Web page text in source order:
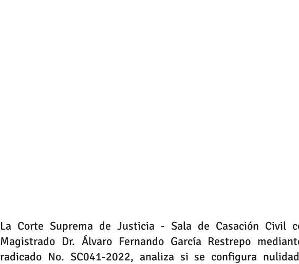
La Corte Suprema de Justicia - Sala de Casación Civil
Magistrado Dr. Álvaro Fernando García Restrepo
radicado No. SC041-2022, analiza si se configura